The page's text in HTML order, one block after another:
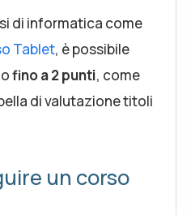
di informatica come
Tablet, è possibile
fino a2 punti, come
di valutazione titoli
un corso